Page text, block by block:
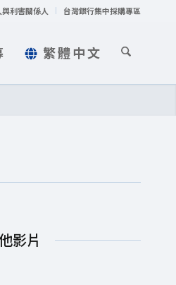
利害關係人 台灣銀行集中採購專區
繁體中文
影片